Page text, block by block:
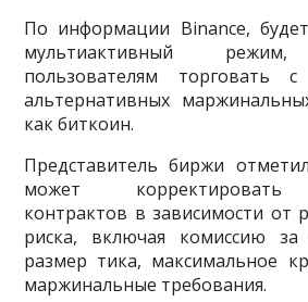
По информации Binance,
мультиактивный
пользователям торговать с
альтернативных
как биткоин.
Представитель биржи
может корректировать
контрактов в зависимости от
риска, включая комиссию за
размер тика, максимальное
маржинальные требования.